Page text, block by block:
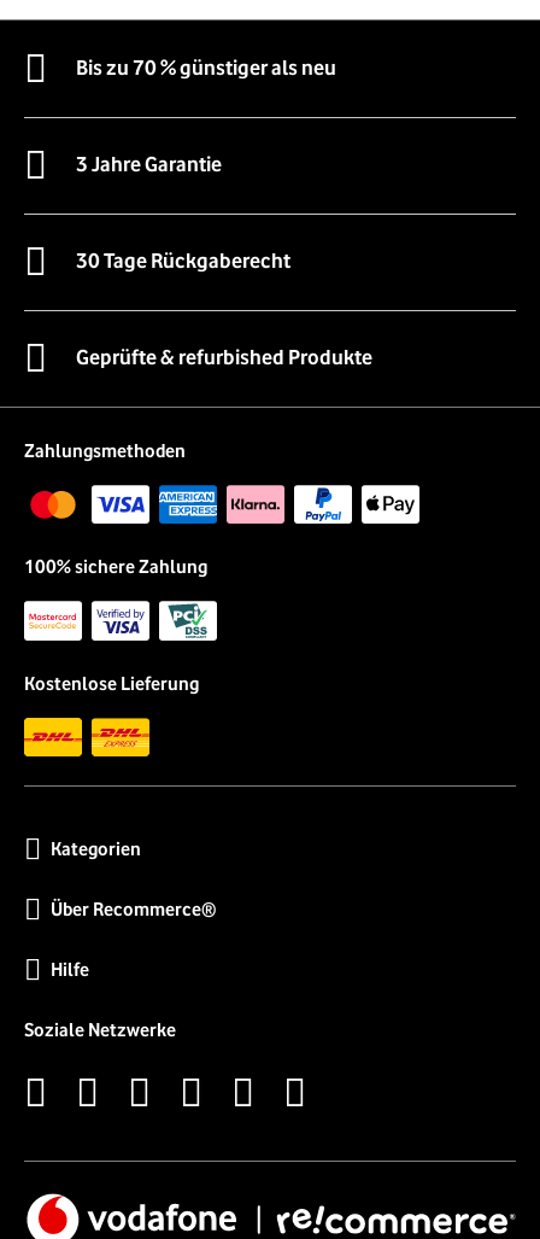
Bis zu 70 % günstiger als neu
3 Jahre Garantie
30 Tage Rückgaberecht
Geprüfte & refurbished Produkte
Zahlungsmethoden
100% sichere Zahlung
Kostenlose Lieferung
Kategorien
Über Recommerce®
Hilfe
Soziale Netzwerke